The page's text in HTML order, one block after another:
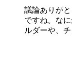
議論ありが
ですね。な
ルダーや、